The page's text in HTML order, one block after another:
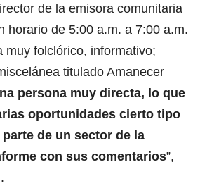
de la emisora comunitaria
horario de 5:00 a.m. a 7:00 a.m.
muy folclórico, informativo;
titulado Amanecer
persona muy directa, lo que
oportunidades cierto tipo
de un sector de la
con sus comentarios”,